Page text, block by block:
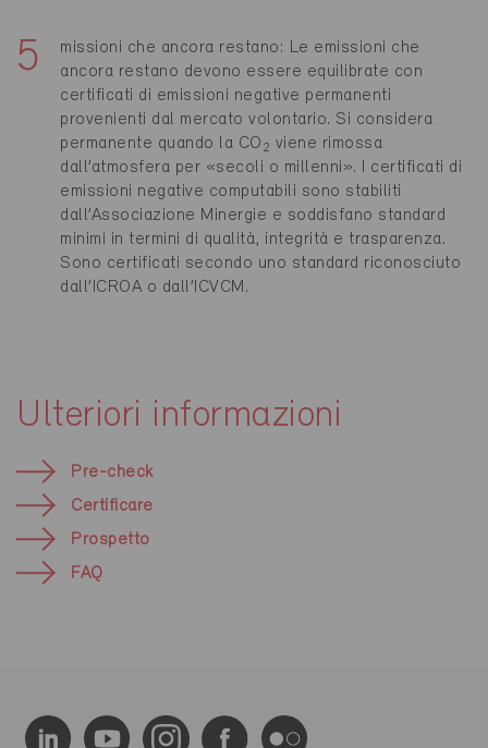
missioni che ancora restano: Le emissioni che
ancora restano devono essere equilibrate con
certificati di emissioni negative permanenti
provenienti dal mercato volontario. Si considera
permanente quando la CO 2 viene rimossa
dall’atmosfera per «secoli o millenni». I certificati di
emissioni negative computabili sono stabiliti
dall’Associazione Minergie e soddisfano standard
minimi in termini di qualità, integrità e trasparenza.
Sono certificati secondo uno standard riconosciuto
dall’ICROA o dall’ICVCM.
Ulteriori informazioni
Pre-check
Certificare
Prospetto
FAQ